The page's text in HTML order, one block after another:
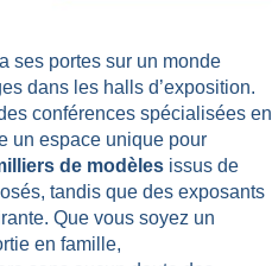
ses portes sur un monde
dans les halls d’exposition.
conférences spécialisées en
un espace unique pour
de modèles issus de
tandis que des exposants
Que vous soyez un
en famille,